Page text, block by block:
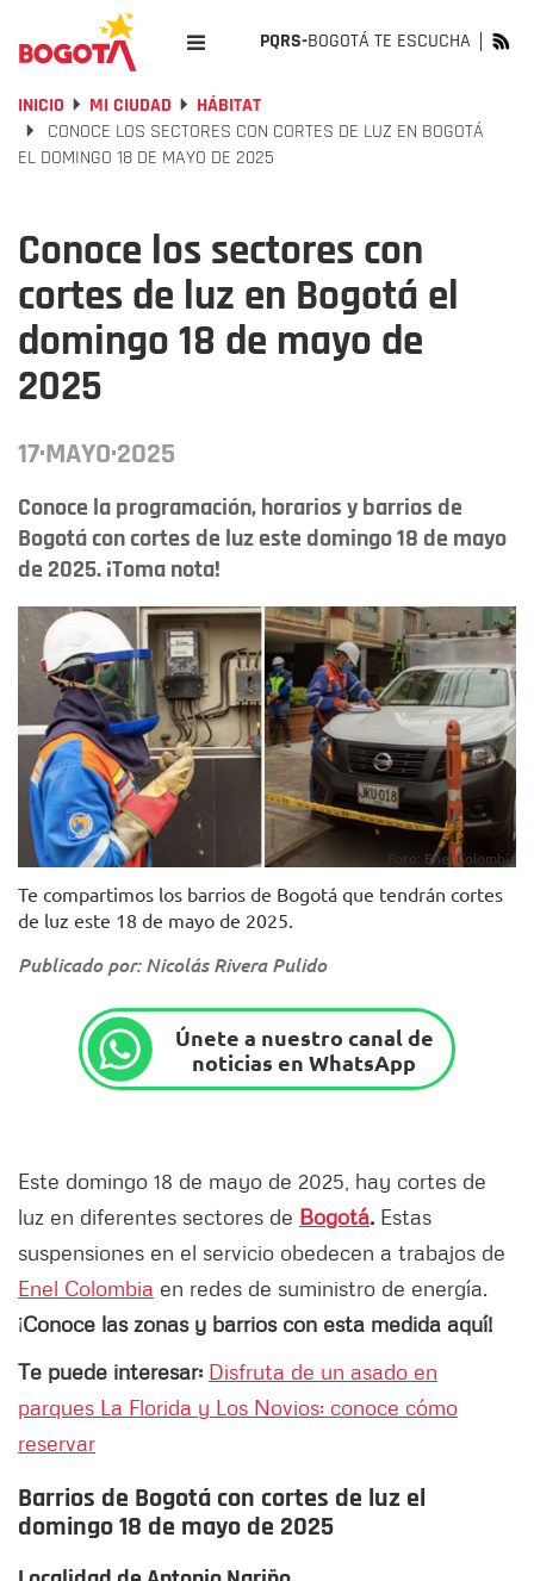
PQRS-BOGOTÁ TE ESCUCHA
INICIO MI CIUDAD
HÁBITAT
CONOCE LOS SECTORES CON CORTES DE LUZ EN BOGOTÁ
EL DOMINGO 18 DE MAYO DE 2025
Conoce los sectores con
cortes de luz en Bogotá el
domingo 18 de mayo de
2025
17·MAYO·2025
Conoce la programación, horarios y barrios de
Bogotá con cortes de luz este domingo 18 de mayo
de 2025. ¡Toma nota!
Foto: Enel Colombia
Te compartimos los barrios de Bogotá que tendrán cortes
de luz este 18 de mayo de 2025.
Publicado por: Nicolás Rivera Pulido
Únete a nuestro canal de
noticias en WhatsApp
Este domingo 18 de mayo de 2025, hay cortes de
luz en diferentes sectores de Bogotá. Estas
suspensiones en el servicio obedecen a trabajos de
Enel Colombia en redes de suministro de energía.
¡Conoce las zonas y barrios con esta medida aquí!
Te puede interesar: Disfruta de un asado en
parques La Florida y Los Novios: conoce cómo
reservar
Barrios de Bogotá con cortes de luz el
domingo 18 de mayo de 2025